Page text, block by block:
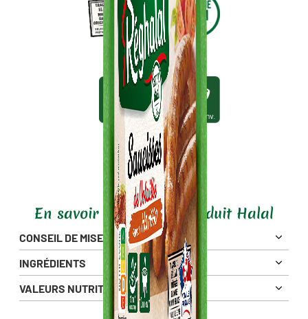
10min. 10min. env.
En savoir plus sur ce produit Halal
CONSEIL DE MISE EN OEUVRE
INGRÉDIENTS
VALEURS NUTRITIONNELLES